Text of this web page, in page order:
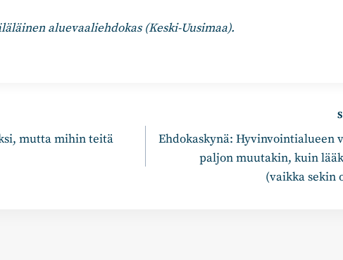
aluevaaliehdokas (Keski-Uusimaa).
mutta mihin teitä
Ehdokaskynä: Hyvinvointialueen
paljon muutakin, kuin
(vaikka sekin